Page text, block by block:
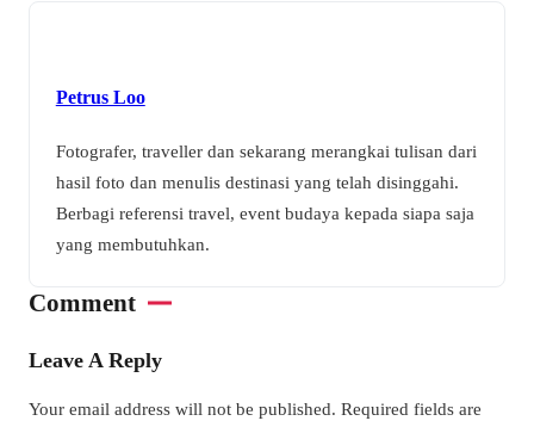
Petrus Loo
Fotografer, traveller dan sekarang merangkai tulisan dari
hasil foto dan menulis destinasi yang telah disinggahi.
Berbagi referensi travel, event budaya kepada siapa saja
yang membutuhkan.
Comment
Leave A Reply
Your email address will not be published. Required fields are